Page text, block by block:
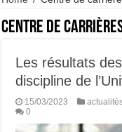
Centre de
Les résultats
discipline de
15/03/2023
0